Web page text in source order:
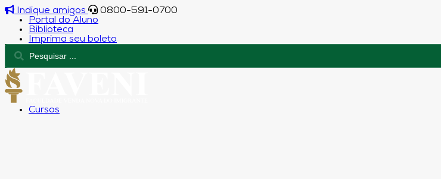
Indique amigos
0800-591-0700
Portal do Aluno
Biblioteca
Imprima seu boleto
Cursos